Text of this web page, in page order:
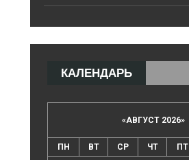
КАЛЕНДАРЬ
«АВГУСТ 2026»
ПН ВТ СР ЧТ ПТ